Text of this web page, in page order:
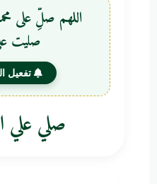
اللهم صلِّ على
صليت
تفعيل
صلي